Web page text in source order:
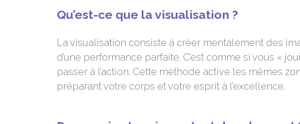
Qu’est-ce que la visualisation ?
La visualisation consiste à créer mentalement des
d’une performance parfaite. C’est comme si vous «
passer à l’action. Cette méthode active les mêmes
préparant votre corps et votre esprit à l’excellence.